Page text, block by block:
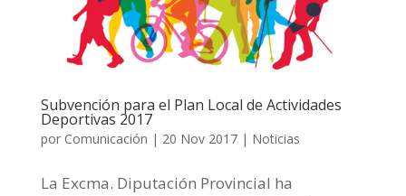
Subvención para el Plan Local de Actividades
Deportivas 2017
por Comunicación | 20 Nov 2017| Noticias
La Excma. Diputación Provincial ha